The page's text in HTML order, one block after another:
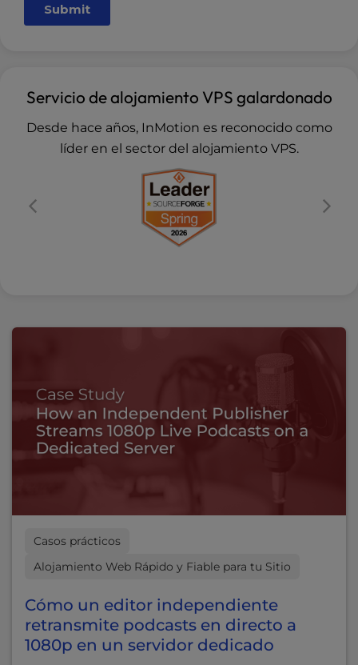
Servicio de alojamiento VPS galardonado
Desde hace años, InMotion es reconocido como
líder en el sector del alojamiento VPS.
Casos prácticos
Alojamiento Web Rápido y Fiable para tu Sitio
Cómo un editor independiente
retransmite podcasts en directo a
1080p en un servidor dedicado